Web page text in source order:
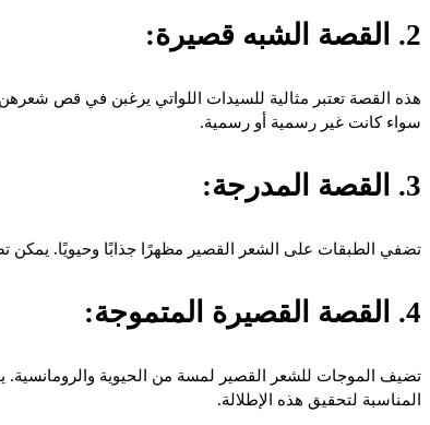
2. القصة الشبه قصيرة:
هذه القصة تعتبر مثالية للسيدات اللواتي يرغبن في قص
سواء كانت غير رسمية أو رسمية.
3. القصة المدرجة:
تضفي الطبقات على الشعر القصير مظهرًا جذابًا وحيويًا.
4. القصة القصيرة المتموجة:
تضيف الموجات للشعر القصير لمسة من الحيوية والرومانسية.
المناسبة لتحقيق هذه الإطلالة.